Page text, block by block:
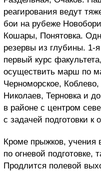
реагирования ведут
бои на рубеже
Кошары, Понятовка.
резервы из глубины. 1-
первый курс
осуществить марш по
Черноморское,
Николаев, Терновка и
в районе с центром
с задачей подготовки к
Кроме прыжков, учения
по огневой подготовке,
Продлится полевой